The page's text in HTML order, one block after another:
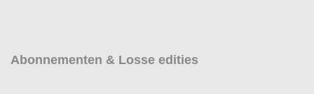
Abonnementen & Losse edities